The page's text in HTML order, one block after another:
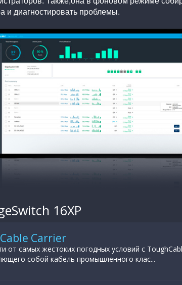
и диагностировать проблемы.
16XP
Carrier
от самых жестоких погодных условий с
собой кабель промышленного клас...